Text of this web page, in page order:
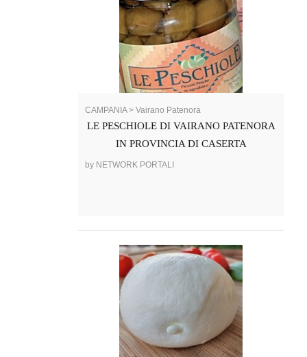
CAMPANIA > Vairano Patenora
LE PESCHIOLE DI VAIRANO PATENORA
IN PROVINCIA DI CASERTA
by NETWORK PORTALI